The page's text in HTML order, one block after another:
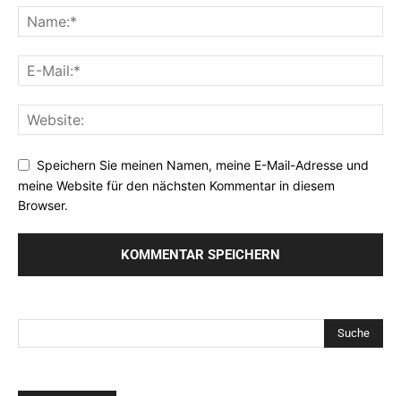
Speichern Sie meinen Namen, meine E-Mail-Adresse und
meine Website für den nächsten Kommentar in diesem
Browser.